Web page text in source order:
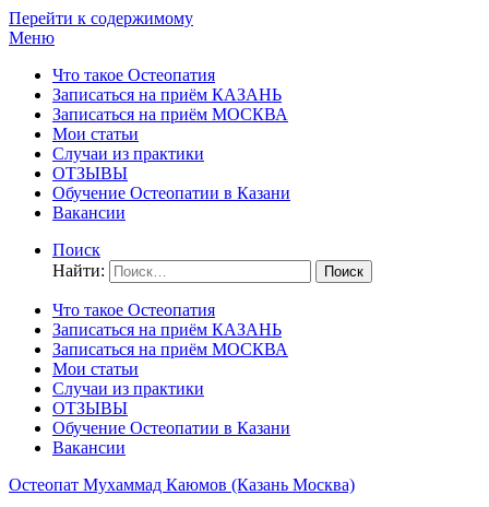
Перейти к содержимому
Меню
Что такое Остеопатия
Записаться на приём КАЗАНЬ
Записаться на приём МОСКВА
Мои статьи
Случаи из практики
ОТЗЫВЫ
Обучение Остеопатии в Казани
Вакансии
Поиск
Найти:
Что такое Остеопатия
Записаться на приём КАЗАНЬ
Записаться на приём МОСКВА
Мои статьи
Случаи из практики
ОТЗЫВЫ
Обучение Остеопатии в Казани
Вакансии
Остеопат Мухаммад Каюмов (Казань Москва)